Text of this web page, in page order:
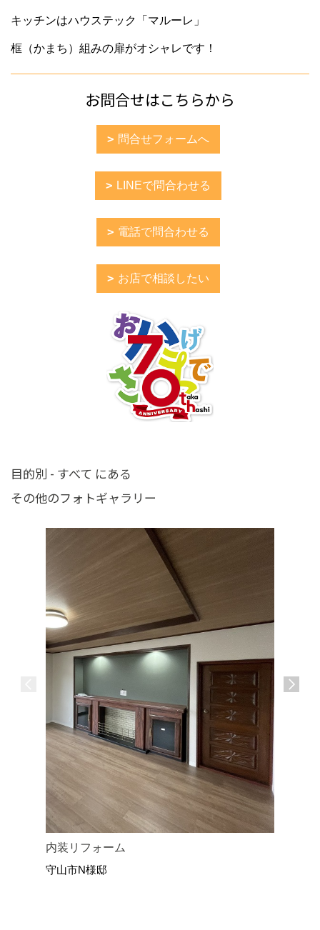
キッチンはハウステック「マルーレ」
框（かまち）組みの扉がオシャレです！
お問合せはこちらから
問合せフォームへ
LINEで問合わせる
電話で問合わせる
お店で相談したい
目的別 - すべて にある
その他のフォトギャラリー
内装リフォーム
守山市N様邸